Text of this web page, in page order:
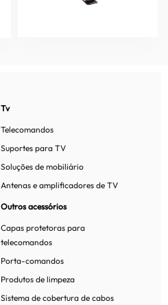
Tv
Telecomandos
Suportes para TV
Soluções de mobiliário
Antenas e amplificadores de TV
Outros acessórios
Capas protetoras para
telecomandos
Porta-comandos
Produtos de limpeza
Sistema de cobertura de cabos